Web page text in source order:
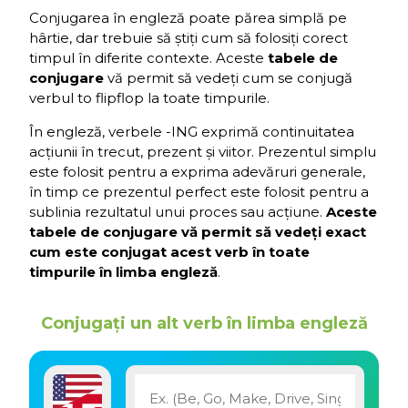
Conjugarea în engleză poate părea simplă pe
hârtie, dar trebuie să știți cum să folosiți corect
timpul în diferite contexte. Aceste tabele de
conjugare vă permit să vedeți cum se conjugă
verbul to flipflop la toate timpurile.
În engleză, verbele -ING exprimă continuitatea
acțiunii în trecut, prezent și viitor. Prezentul simplu
este folosit pentru a exprima adevăruri generale,
în timp ce prezentul perfect este folosit pentru a
sublinia rezultatul unui proces sau acțiune. Aceste
tabele de conjugare vă permit să vedeți exact
cum este conjugat acest verb în toate
timpurile în limba engleză.
Conjugați un alt verb în limba engleză